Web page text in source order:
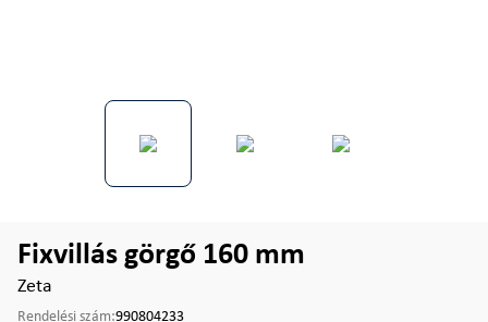
Fixvillás görgő 160 mm
Zeta
Rendelési szám:990804233